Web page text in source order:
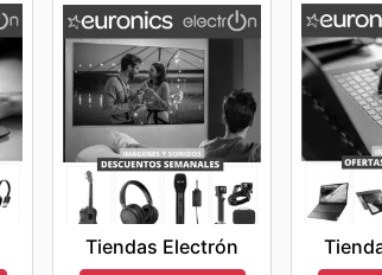
Tiendas Electrón